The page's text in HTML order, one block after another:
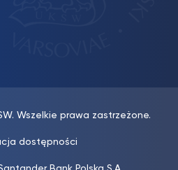
Wszelkie prawa zastrzeżone.
dostępności